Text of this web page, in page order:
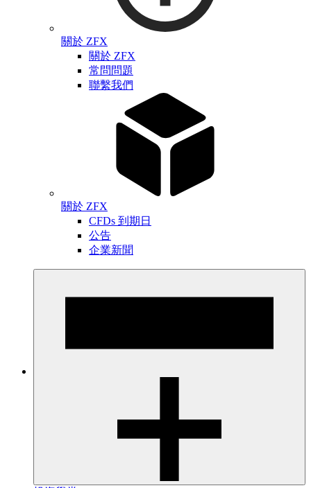
關於 ZFX
關於 ZFX
常問問題
聯繫我們
關於 ZFX
CFDs 到期日
公告
企業新聞